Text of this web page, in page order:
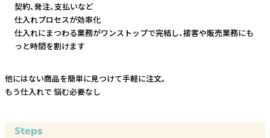
契約、発注、支払いなど
仕入れプロセスが効率化
仕入れにまつわる業務がワンストップで完結し、接客や販売業務にも
っと時間を割けます
他にはない商品を簡単に見つけて手軽に注文。
もう仕入れで 悩む必要なし
Steps